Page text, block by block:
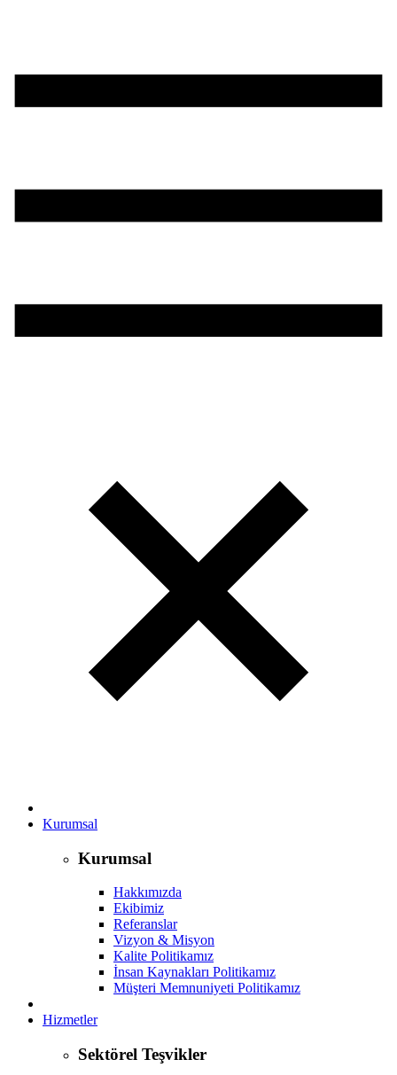
Kurumsal
Kurumsal
Hakkımızda
Ekibimiz
Referanslar
Vizyon & Misyon
Kalite Politikamız
İnsan Kaynakları Politikamız
Müşteri Memnuniyeti Politikamız
Hizmetler
Sektörel Teşvikler